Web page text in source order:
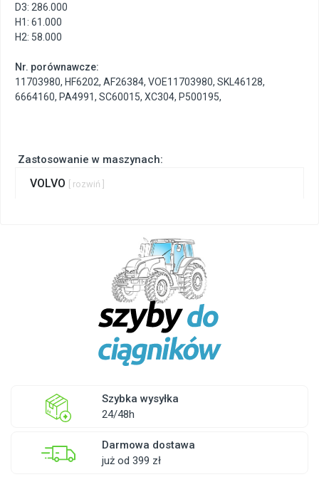
Zastosowanie w maszynach:
VOLVO [ rozwiń ]
D3: 286.000
H1: 61.000
H2: 58.000
Nr. porównawcze:
11703980, HF6202, AF26384, VOE11703980, SKL46128,
6664160, PA4991, SC60015, XC304, P500195,
Szybka wysyłka
24/48h
Darmowa dostawa
już od 399 zł